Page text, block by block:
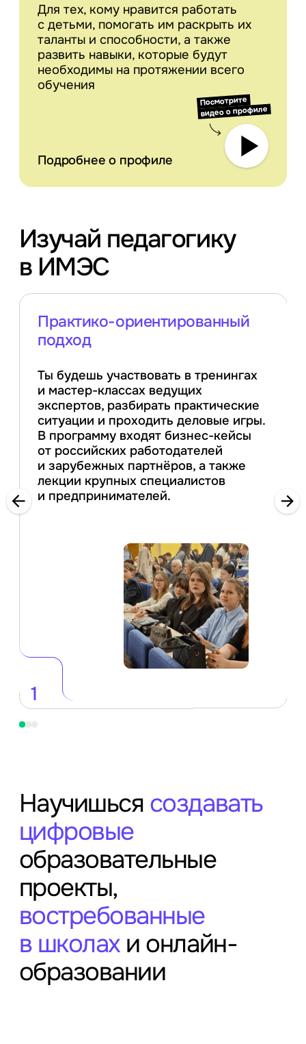
Для тех, кому нравится работать
с детьми, помогать им раскрыть их
таланты и способности, а также
развить навыки, которые будут
необходимы на протяжении всего
обучения
Подробнее о профиле
Посмотрите
видео о профиле
Изучай педагогику
в ИМЭС
Практико-ориентированный
подход
Ты будешь участвовать в тренингах
и мастер-классах ведущих
экспертов, разбирать практические
ситуации и проходить деловые игры.
В программу входят бизнес-кейсы
от российских работодателей
и зарубежных партнёров, а также
лекции крупных специалистов
и предпринимателей.
1
Научишься создавать
цифровые
образовательные
проекты,
востребованные
в школахи онлайн-
образовании